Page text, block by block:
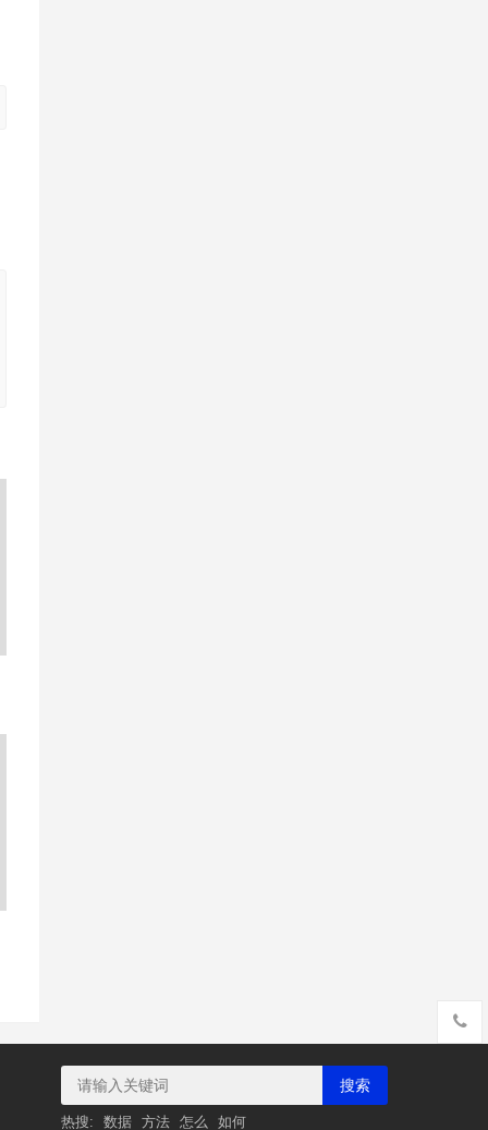
搜索
热搜: 数据 方法 怎么 如何